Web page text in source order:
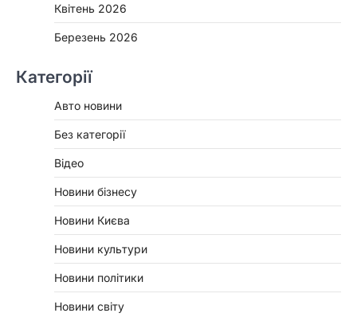
Квітень 2026
Березень 2026
Категорії
Авто новини
Без категорії
Відео
Новини бізнесу
Новини Києва
Новини культури
Новини політики
Новини світу